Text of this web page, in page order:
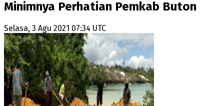
Minimnya Perhatian Pemkab Buton
Selasa, 3 Agu 2021 07:34 UTC